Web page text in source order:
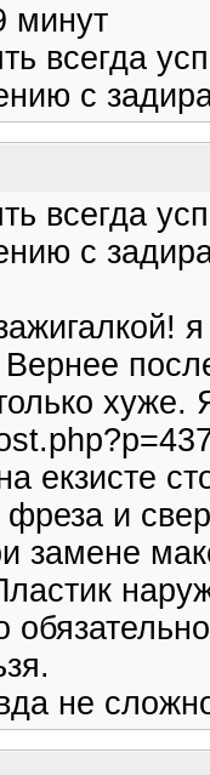
минут
всегда
с
всегда
с
екзисте
и
замене
не